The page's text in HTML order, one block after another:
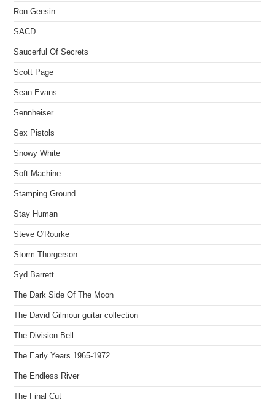
Ron Geesin
SACD
Saucerful Of Secrets
Scott Page
Sean Evans
Sennheiser
Sex Pistols
Snowy White
Soft Machine
Stamping Ground
Stay Human
Steve O'Rourke
Storm Thorgerson
Syd Barrett
The Dark Side Of The Moon
The David Gilmour guitar collection
The Division Bell
The Early Years 1965-1972
The Endless River
The Final Cut